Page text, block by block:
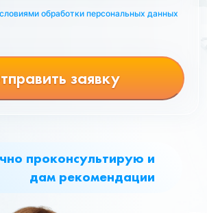
проконсультирую и
дам рекомендации
обработки персональных данных
заявку